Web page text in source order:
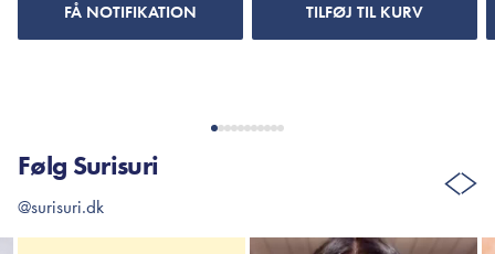
FÅ NOTIFIKATION TILFØJ TIL KURV
Følg Surisuri
@surisuri.dk